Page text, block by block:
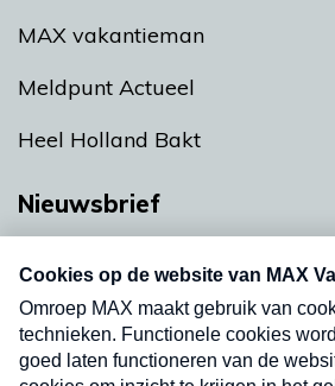
MAX vakantieman
Meldpunt Actueel
Heel Holland Bakt
Nieuwsbrief
nieuwsbrief. Elke vrijdag- en
uw mailbox.